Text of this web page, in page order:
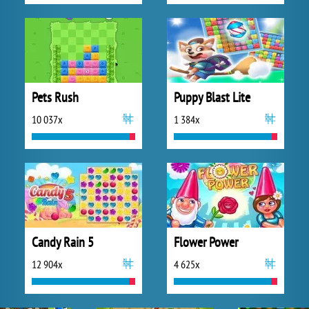
Pets Rush
10 037x
Puppy Blast Lite
1 384x
Candy Rain 5
12 904x
Flower Power
4 625x